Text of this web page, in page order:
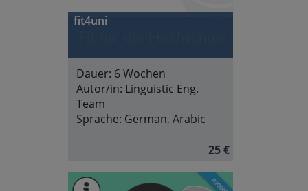
fit4uni
Dauer: 6 Wochen
Autor/in: Linguistic Eng.
Team
Sprache: German, Arabic
25 €